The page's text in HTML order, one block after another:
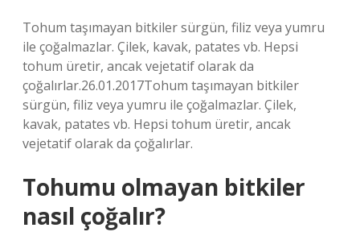
Tohum taşımayan bitkiler sürgün, filiz veya yumru
ile çoğalmazlar. Çilek, kavak, patates vb. Hepsi
tohum üretir, ancak vejetatif olarak da
çoğalırlar.26.01.2017Tohum taşımayan bitkiler
sürgün, filiz veya yumru ile çoğalmazlar. Çilek,
kavak, patates vb. Hepsi tohum üretir, ancak
vejetatif olarak da çoğalırlar.
Tohumu olmayan bitkiler
nasıl çoğalır?